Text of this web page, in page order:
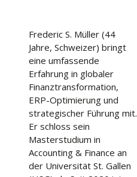
Frederic S. Müller (44
Jahre, Schweizer) bringt
eine umfassende
Erfahrung in globaler
Finanztransformation,
ERP-Optimierung und
strategischer Führung mit.
Er schloss sein
Masterstudium in
Accounting & Finance an
der Universität St. Gallen